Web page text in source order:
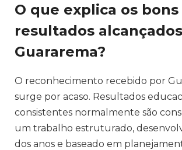
O que explica os bons
resultados
Guararema?
O reconhecimento recebido por
surge por acaso. Resultados
consistentes normalmente são
um trabalho estruturado,
dos anos e baseado em